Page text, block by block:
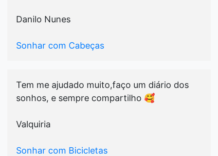
Danilo Nunes
Sonhar com Cabeças
Tem me ajudado muito,faço um diário dos
sonhos, e sempre compartilho 🥰
Valquiria
Sonhar com Bicicletas